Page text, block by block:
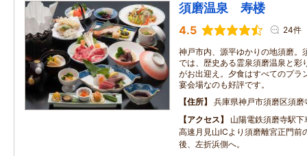
須磨温泉 寿楼
4.5 24件
神戸市内、源平ゆかりの地須磨。
では、歴史ある霊泉須磨温泉と彩
がお出迎え。夕食はすべてのプラ
宴会場なのも好評です。
住所
兵庫県神戸市須磨区須
アクセス
山陽電鉄須磨寺駅
高速月見山ICより須磨離宮正門前
後、左折浜側へ。